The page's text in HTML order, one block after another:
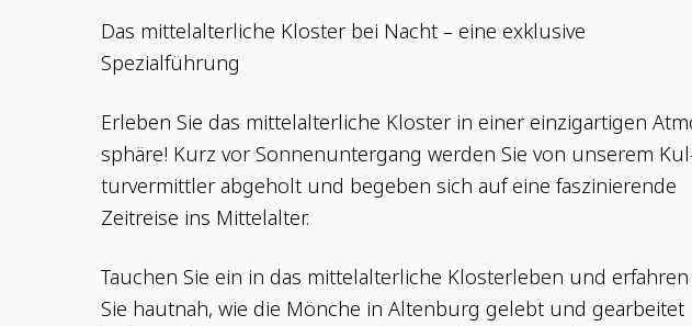
Das mit­tel­al­ter­li­che Klos­ter bei Nacht – eine exklu­si­ve
Spezialführung
Erle­ben Sie das mit­tel­al­ter­li­che Klos­ter in einer ein­zig­ar­ti­gen
sphä­re! Kurz vor Son­nen­un­ter­gang wer­den Sie von unse­rem
tur­ver­mitt­ler abge­holt und bege­ben sich auf eine fas­zi­nie­ren­de
Zeit­rei­se ins Mittelalter.
Tau­chen Sie ein in das mit­tel­al­ter­li­che Klos­ter­le­ben und erfah­ren
Sie haut­nah, wie die Mön­che in Alten­burg gelebt und gear­bei­tet